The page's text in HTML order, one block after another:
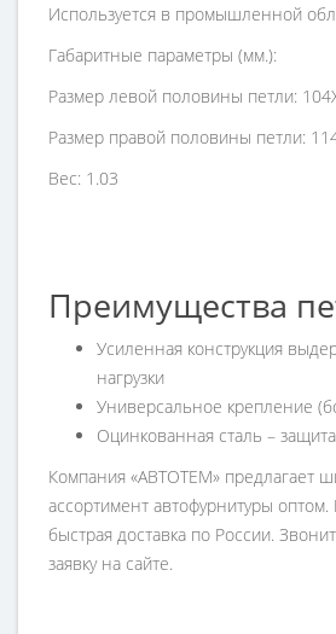
Используется в промышленной
Габаритные параметры (мм.):
Размер левой половины петли:
Размер правой половины петли:
Вес: 1.03
Преимущества
Усиленная конструкция
нагрузки
Универсальное крепление
Оцинкованная сталь –
Компания «АВТОТЕМ» предлагает
ассортимент автофурнитуры
быстрая доставка по России.
заявку на сайте.